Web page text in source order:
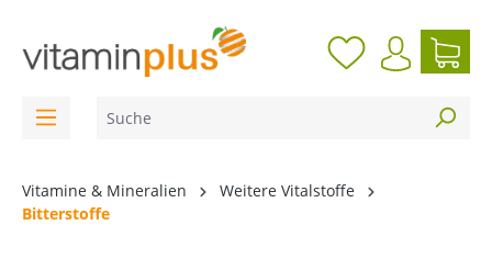
Vitamine & Mineralien
Weitere Vitalstoffe
Bitterstoffe